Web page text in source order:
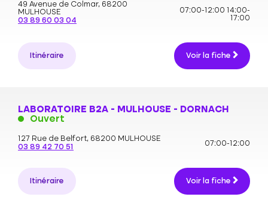
49 Avenue de Colmar, 68200
MULHOUSE
03 89 60 03 04
07:00-12:00
14:00-
17:00
Itinéraire Voir la fiche
LABORATOIRE B2A - MULHOUSE - DORNACH
Ouvert
127 Rue de Belfort, 68200 MULHOUSE
03 89 42 70 51
07:00-12:00
Itinéraire Voir la fiche